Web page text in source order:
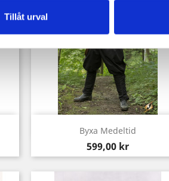
Tillåt urval
Byxa Medeltid
Pris
599,00 kr
Snabbvy